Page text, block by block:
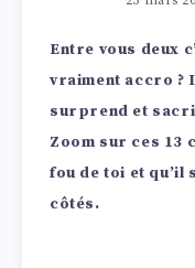
Entre vous deux
vraiment accro ?
surprend et
Zoom sur ces 13
fou de toi et qu’il
côtés.